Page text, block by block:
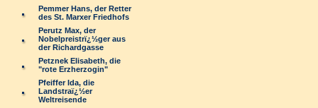
Pemmer Hans, der Retter
des St. Marxer Friedhofs
Perutz Max, der
Nobelpreistrï¿½ger aus
der Richardgasse
Petznek Elisabeth, die
"rote Erzherzogin"
Pfeiffer Ida, die
Landstraï¿½er
Weltreisende